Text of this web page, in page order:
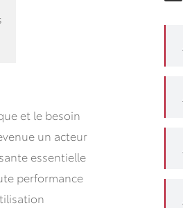
et le besoin
un acteur
essentielle
performance